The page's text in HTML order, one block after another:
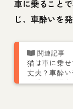
車に乗ること
じ、車酔いを
猫は車に乗
丈夫？車酔い
間乗せる場